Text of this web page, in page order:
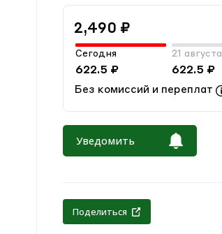
2,490 ₽
Сегодня
622.5 ₽
21 августа
622.5 ₽
Без комиссий и переплат
Уведомить
Поделиться